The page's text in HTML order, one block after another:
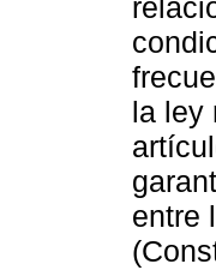
la ley
entre